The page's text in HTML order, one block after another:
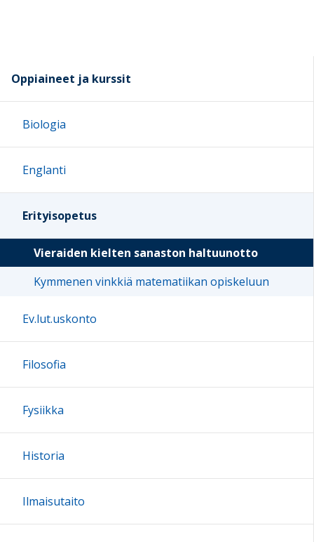
Oppiaineet ja kurssit
Biologia
Englanti
Erityisopetus
Vieraiden kielten sanaston haltuunotto
Kymmenen vinkkiä matematiikan opiskeluun
Ev.lut.uskonto
Filosofia
Fysiikka
Historia
Ilmaisutaito